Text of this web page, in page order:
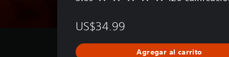
i
i
US$34.99
Agregar al carrito